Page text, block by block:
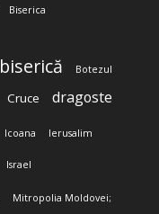
Biserica
biserică Botezul
Cruce dragoste
Icoana Ierusalim
Israel
Mitropolia Moldovei;